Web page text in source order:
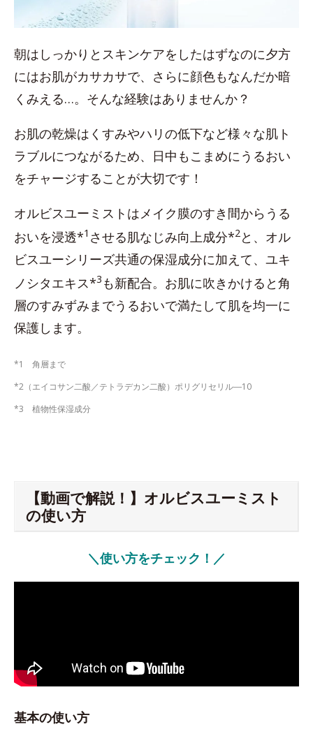
朝はしっかりとスキンケアをしたはずなのに夕方
にはお肌がカサカサで、さらに顔色もなんだか暗
くみえる…。そんな経験はありませんか？
お肌の乾燥はくすみやハリの低下など様々な肌ト
ラブルにつながるため、日中もこまめにうるおい
をチャージすることが大切です！
オルビスユーミストはメイク膜のすき間からうる
おいを浸透*1 させる肌なじみ向上成分*2と、オル
ビスユーシリーズ共通の保湿成分に加えて、ユキ
ノシタエキス*3 も新配合。お肌に吹きかけると角
層のすみずみまでうるおいで満たして肌を均一に
保護します。
*1 角層まで
*2（エイコサン二酸／テトラデカン二酸）ポリグリセリル―10
*3 植物性保湿成分
【動画で解説！】オルビスユーミスト
の使い方
＼使い方をチェック！／
基本の使い方